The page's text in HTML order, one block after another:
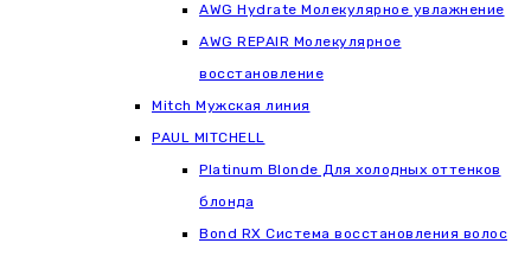
AWG Hydrate Молекулярное увлажнение
AWG REPAIR Молекулярное
восстановление
Mitch Мужская линия
РАUL МITCHELL
Platinum Blonde Для холодных оттенков
блонда
Bond RX Система восстановления волос